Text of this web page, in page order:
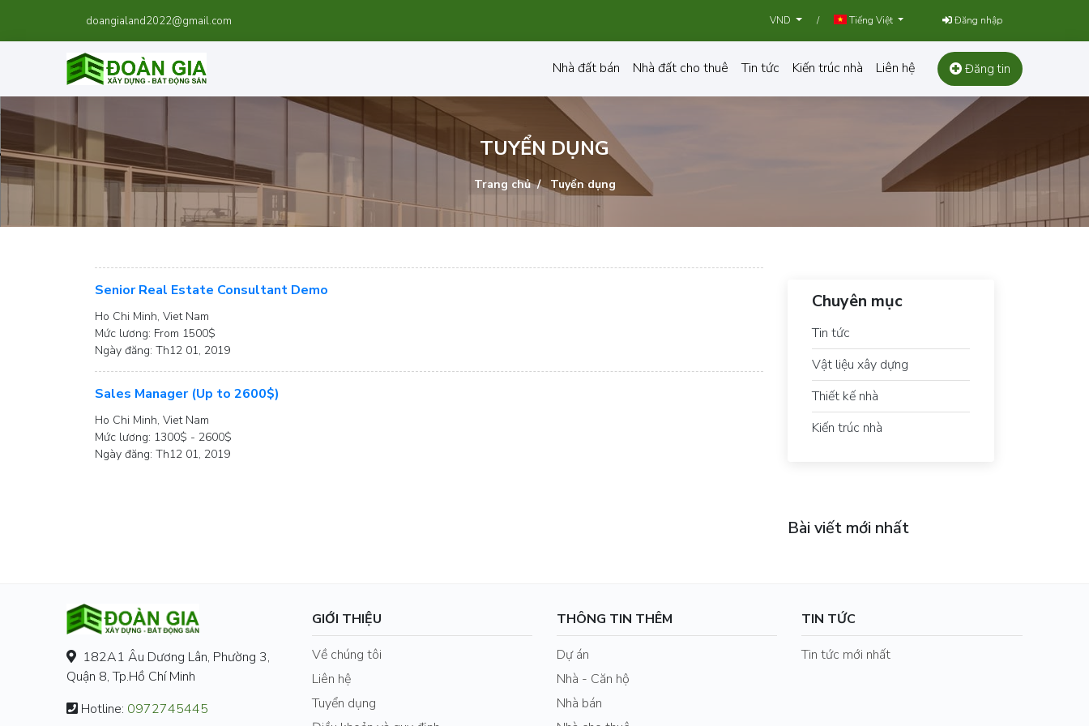
doangialand2022@gmail.com VND / Tiếng Việt Đăng nhập
Nhà đất bán Nhà đất cho thuê Tin tức Kiến trúc nhà Liên hệ Đăng tin
TUYỂN DỤNG
Trang chủ Tuyển dụng
Senior Real Estate Consultant Demo
Ho Chi Minh, Viet Nam
Mức lương: From 1500$
Ngày đăng: Th12 01, 2019
Sales Manager (Up to 2600$)
Ho Chi Minh, Viet Nam
Mức lương: 1300$ - 2600$
Ngày đăng: Th12 01, 2019
Chuyên mục
Tin tức
Vật liệu xây dựng
Thiết kế nhà
Kiến trúc nhà
Bài viết mới nhất
182A1 Âu Dương Lân, Phường 3,
Quận 8, Tp.Hồ Chí Minh
Hotline: 0972745445
GIỚI THIỆU
Về chúng tôi
Liên hệ
Tuyển dụng
THÔNG TIN THÊM
Dự án
Nhà - Căn hộ
Nhà bán
TIN TỨC
Tin tức mới nhất